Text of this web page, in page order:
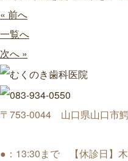
« 前へ
一覧へ
次へ »
〒753-0044 山口県山口市
●：13:30まで 【休診日】